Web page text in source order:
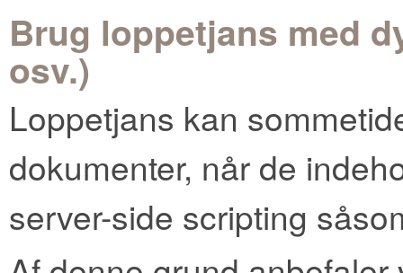
Brug loppetjans med
osv.)
Loppetjans kan
dokumenter, når de
server-side scripting